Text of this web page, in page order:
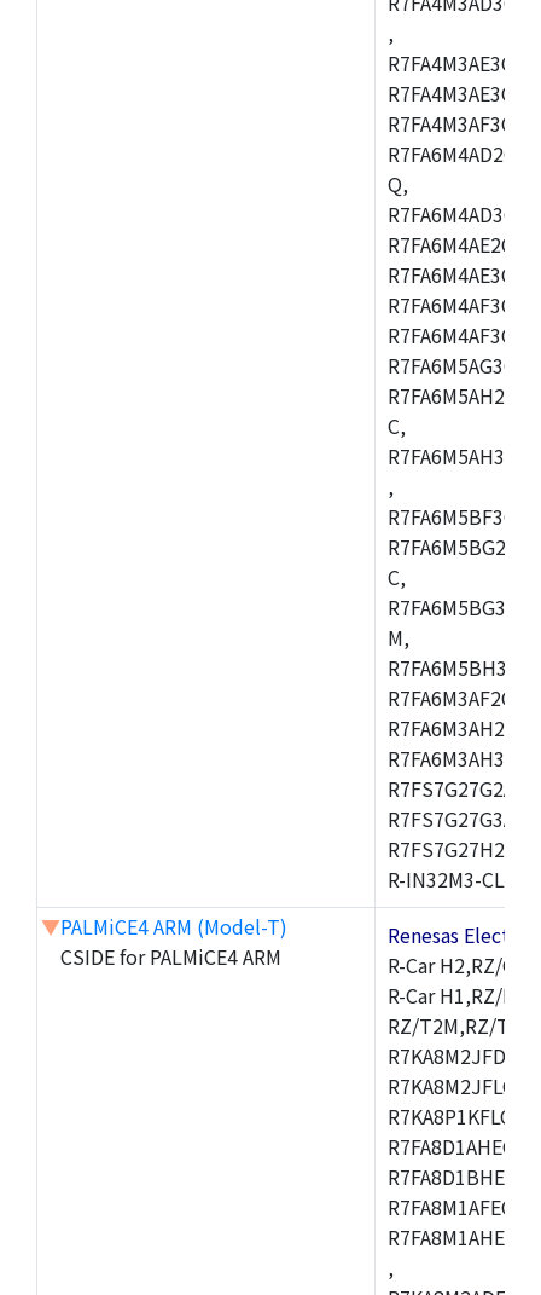
,
Q,
C,
,
C,
M,
R-IN32M3-CL,R-
▼PALMiCE4 ARM (Model-T)
CSIDE for PALMiCE4 ARM
Renesas
R-Car H2,RZ/
R-Car H1,RZ/
RZ/T2M,RZ/
,